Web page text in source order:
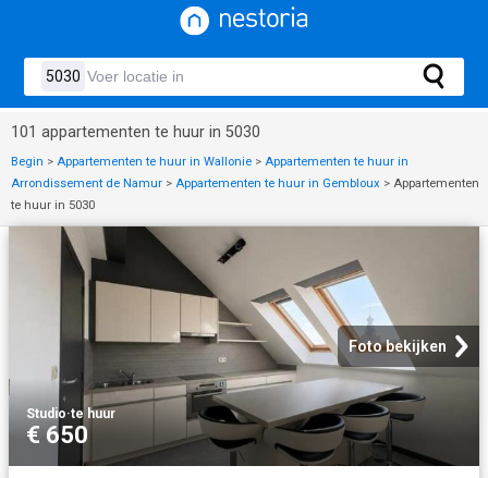
101 appartementen te huur in 5030
Begin > Appartementen te huur in Wallonie > Appartementen te huur in
Arrondissement de Namur > Appartementen te huur in Gembloux > Appartementen
te huur in 5030
Foto bekijken
Studio·te huur
€ 650